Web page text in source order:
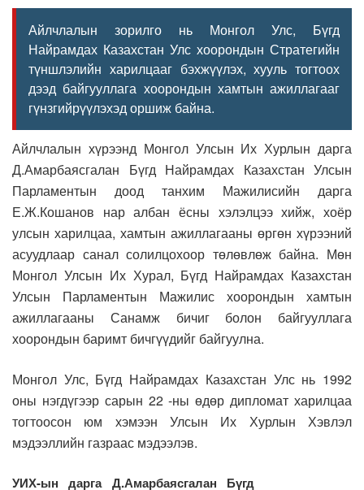
Айлчлалын зорилго нь Монгол Улс, Бүгд
Найрамдах Казахстан Улс хоорондын Стратегийн
түншлэлийн харилцааг бэхжүүлэх, хууль тогтоох
дээд байгууллага хоорондын хамтын ажиллагааг
гүнзгийрүүлэхэд оршиж байна.
Айлчлалын хүрээнд Монгол Улсын Их Хурлын дарга
Д.Амарбаясгалан Бүгд Найрамдах Казахстан Улсын
Парламентын доод танхим Мажилисийн дарга
Е.Ж.Кошанов нар албан ёсны хэлэлцээ хийж, хоёр
улсын харилцаа, хамтын ажиллагааны өргөн хүрээний
асуудлаар санал солилцохоор төлөвлөж байна. Мөн
Монгол Улсын Их Хурал, Бүгд Найрамдах Казахстан
Улсын Парламентын Мажилис хоорондын хамтын
ажиллагааны Санамж бичиг болон байгууллага
хоорондын баримт бичгүүдийг байгуулна.
Монгол Улс, Бүгд Найрамдах Казахстан Улс нь 1992
оны нэгдүгээр сарын 22 -ны өдөр дипломат харилцаа
тогтоосон юм хэмээн Улсын Их Хурлын Хэвлэл
мэдээллийн газраас мэдээлэв.
УИХ-ын дарга Д.Амарбаясгалан Бүгд